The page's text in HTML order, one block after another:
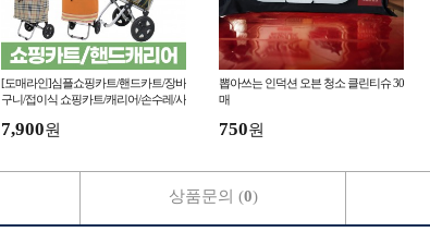
[도매라인]심플쇼핑카트/핸드카트/장바
구니/접이식 쇼핑카트/캐리어/손수레/사
7,900원
뽑아쓰는 인덕션 오븐 청소 클린티슈 30
매
750원
상품문의 (0)